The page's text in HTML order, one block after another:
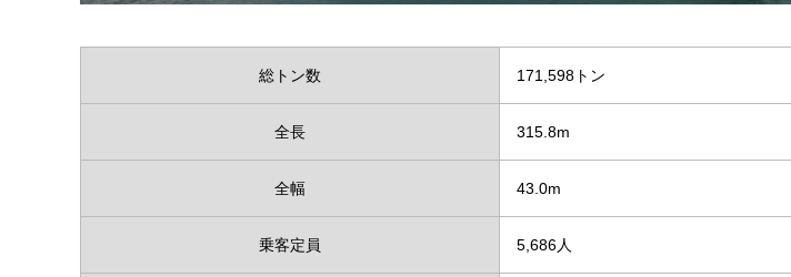
総トン数 171,598トン
全長 315.8m
全幅 43.0m
乗客定員 5,686人